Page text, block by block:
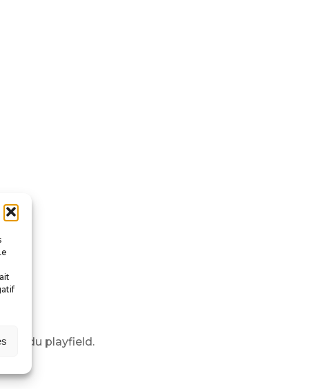
du playfield.